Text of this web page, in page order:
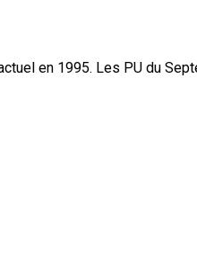
en 1995. Les PU du